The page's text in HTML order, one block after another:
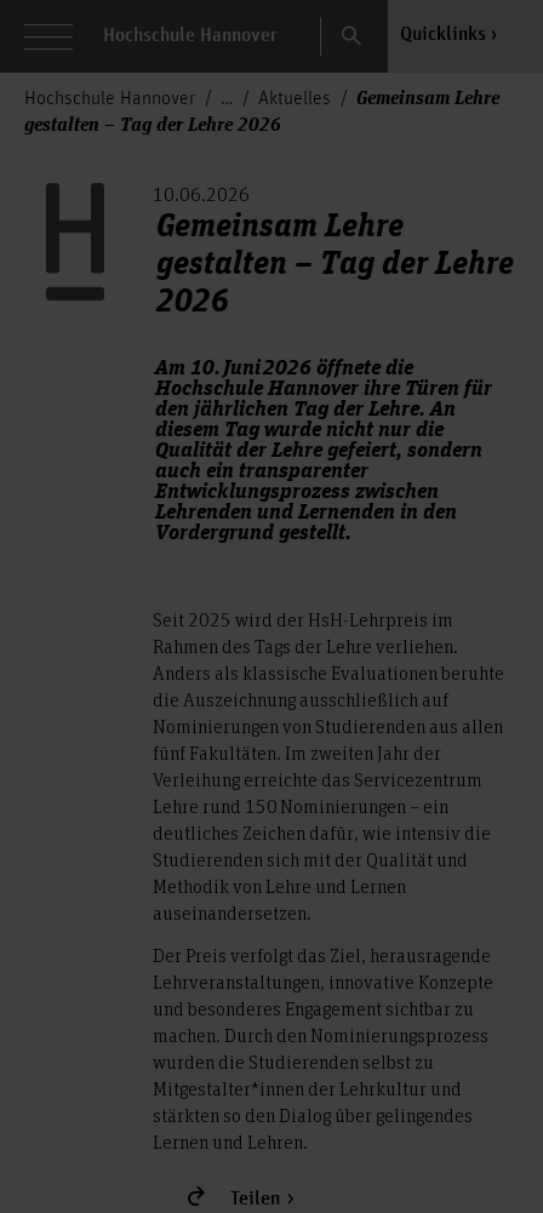
Hochschule Hannover Search Quicklinks
Hochschule Hannover Aktuelles
Gemeinsam Lehre
gestalten – Tag der Lehre 2026
10.06.2026
Gemeinsam Lehre
gestalten – Tag der Lehre
2026
Am 10. Juni 2026 öffnete die
Hochschule Hannover ihre Türen für
den jährlichen Tag der Lehre. An
diesem Tag wurde nicht nur die
Qualität der Lehre gefeiert, sondern
auch ein transparenter
Entwicklungsprozess zwischen
Lehrenden und Lernenden in den
Vordergrund gestellt.
Seit 2025 wird der HsH-Lehrpreis im
Rahmen des Tags der Lehre verliehen.
Anders als klassische Evaluationen beruhte
die Auszeichnung ausschließlich auf
Nominierungen von Studierenden aus allen
fünf Fakultäten. Im zweiten Jahr der
Verleihung erreichte das Servicezentrum
Lehre rund 150 Nominierungen – ein
deutliches Zeichen dafür, wie intensiv die
Studierenden sich mit der Qualität und
Methodik von Lehre und Lernen
auseinandersetzen.
Der Preis verfolgt das Ziel, herausragende
Lehrveranstaltungen, innovative Konzepte
und besonderes Engagement sichtbar zu
machen. Durch den Nominierungsprozess
wurden die Studierenden selbst zu
Mitgestalter*innen der Lehrkultur und
stärkten so den Dialog über gelingendes
Lernen und Lehren.
Teilen